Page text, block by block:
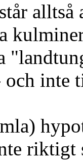
alltså
och inte
riktigt